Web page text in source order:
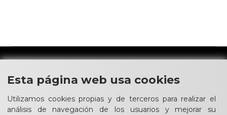
Esta página web usa cookies
Utilizamos cookies propias y de terceros para realizar el
análisis de navegación de los usuarios y mejorar su